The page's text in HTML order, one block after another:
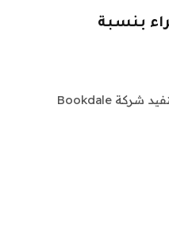
بنسبة
تقترب صناعة الإسكان لكبار السن من “العصر الذهبي” ويجب أن تستفيد شركة Bookdale